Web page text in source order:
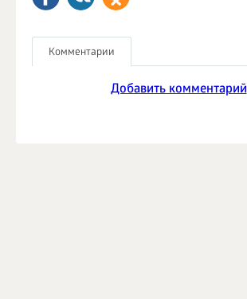
Комментарии
Добавить комментарий